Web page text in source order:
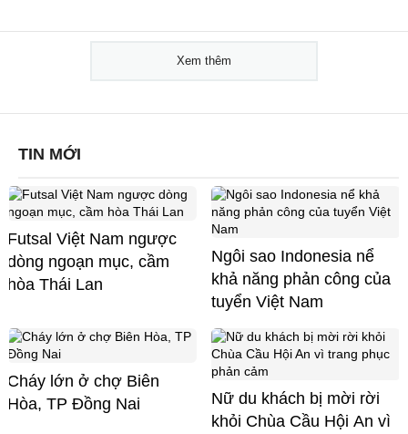
Xem thêm
TIN MỚI
Futsal Việt Nam ngược
dòng ngoạn mục, cầm
hòa Thái Lan
Ngôi sao Indonesia nể
khả năng phản công của
tuyển Việt Nam
Cháy lớn ở chợ Biên
Hòa, TP Đồng Nai
Nữ du khách bị mời rời
khỏi Chùa Cầu Hội An vì